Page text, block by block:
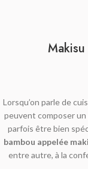
Lorsqu’on parle de
peuvent composer
parfois être bien
bambou appelée
entre autre, à la